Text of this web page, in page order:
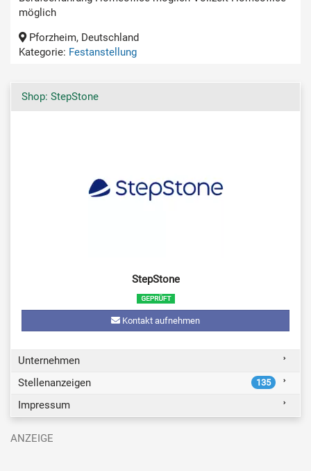
möglich
Pforzheim, Deutschland
Kategorie: Festanstellung
Shop: StepStone
StepStone
Kontakt aufnehmen
Unternehmen
Stellenanzeigen
135
Impressum